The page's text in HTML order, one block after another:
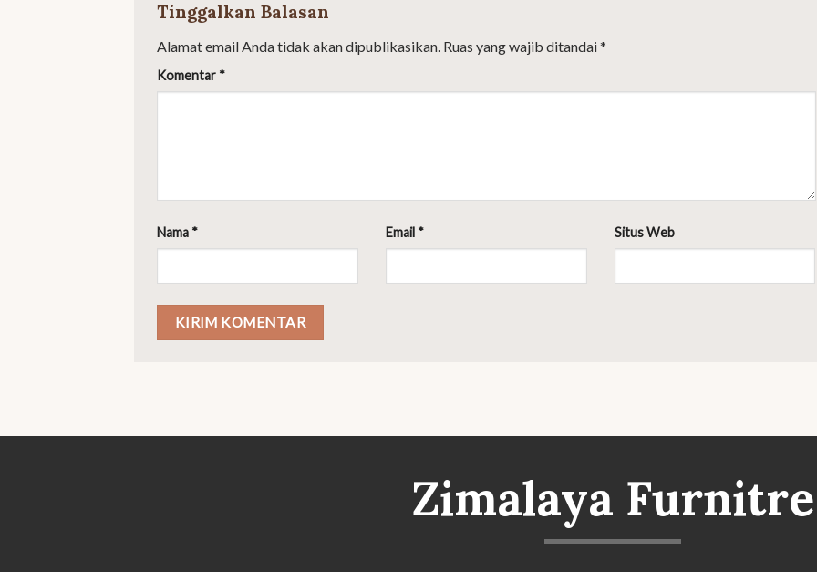
Tinggalkan Balasan
Alamat email Anda tidak akan dipublikasikan. Ruas yang wajib ditandai*
Komentar *
Nama * Email * Situs Web
Zimalaya Furnitre